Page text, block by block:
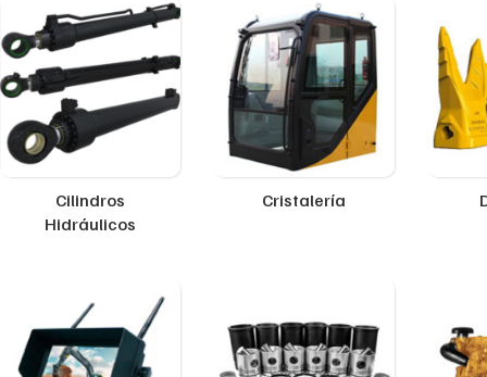
Cilindros
Hidráulicos
Cristalería